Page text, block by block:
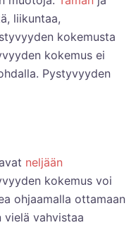
liikuntaa,
kokemusta
kokemus ei
Pystyvyyden
neljään
kokemus voi
ohjaamalla ottamaan
vielä vahvistaa